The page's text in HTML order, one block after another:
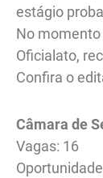
estágio
No
Oficialato,
Confira o
Câmara de
Vagas: 16